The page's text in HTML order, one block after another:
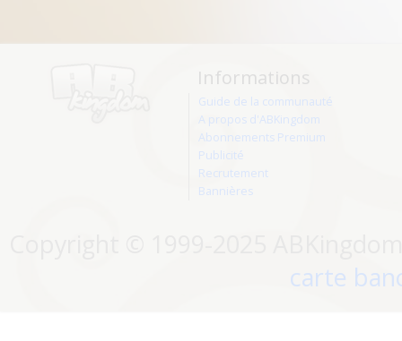
Informations
Guide de la communauté
A propos d'ABKingdom
Abonnements Premium
Publicité
Recrutement
Bannières
carte